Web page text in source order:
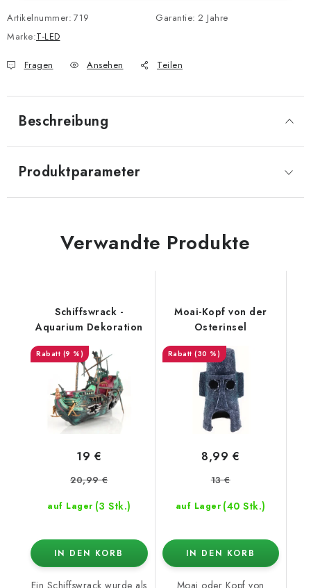
Artikelnummer: 719
Marke:T-LED
Garantie: 2 Jahre
Fragen Ansehen Teilen
Beschreibung
Produktparameter
Verwandte Produkte
Schiffswrack -
Aquarium Dekoration
(9 %)
auf Lager (3 Stk.)
19 €
20,99 €
IN DEN KORB
Ein Schiffswrack wurde als
Moai-Kopf von der
Osterinsel
(30 %)
auf Lager (40 Stk.)
8,99 €
13 €
IN DEN KORB
Moai oder Kopf von